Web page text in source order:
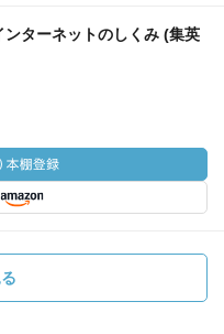
ターネットのしくみ (集英